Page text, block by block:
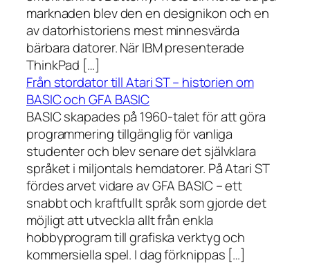
marknaden blev den en designikon och en
av datorhistoriens mest minnesvärda
bärbara datorer. När IBM presenterade
ThinkPad […]
Från stordator till Atari ST – historien om
BASIC och GFA BASIC
BASIC skapades på 1960-talet för att göra
programmering tillgänglig för vanliga
studenter och blev senare det självklara
språket i miljontals hemdatorer. På Atari ST
fördes arvet vidare av GFA BASIC – ett
snabbt och kraftfullt språk som gjorde det
möjligt att utveckla allt från enkla
hobbyprogram till grafiska verktyg och
kommersiella spel. I dag förknippas […]